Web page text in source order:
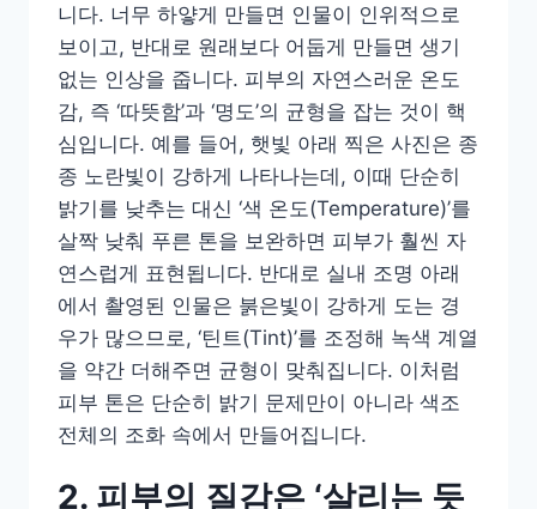
니다. 너무 하얗게 만들면 인물이 인위적으로
보이고, 반대로 원래보다 어둡게 만들면 생기
없는 인상을 줍니다. 피부의 자연스러운 온도
감, 즉 ‘따뜻함’과 ‘명도’의 균형을 잡는 것이 핵
심입니다. 예를 들어, 햇빛 아래 찍은 사진은 종
종 노란빛이 강하게 나타나는데, 이때 단순히
밝기를 낮추는 대신 ‘색 온도(Temperature)’를
살짝 낮춰 푸른 톤을 보완하면 피부가 훨씬 자
연스럽게 표현됩니다. 반대로 실내 조명 아래
에서 촬영된 인물은 붉은빛이 강하게 도는 경
우가 많으므로, ‘틴트(Tint)’를 조정해 녹색 계열
을 약간 더해주면 균형이 맞춰집니다. 이처럼
피부 톤은 단순히 밝기 문제만이 아니라 색조
전체의 조화 속에서 만들어집니다.
2. 피부의 질감은 ‘살리는 듯